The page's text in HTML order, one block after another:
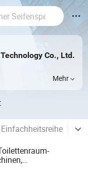
Co., Ltd.
Mehr
Einfachheitsreihe